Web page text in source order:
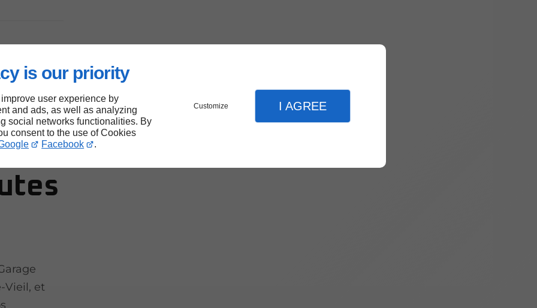
is our priority
user experience by
and ads, as well as analyzing
social networks functionalities. By
consent to the use of Cookies
Facebook .
Customize I AGREE
Vieil, et